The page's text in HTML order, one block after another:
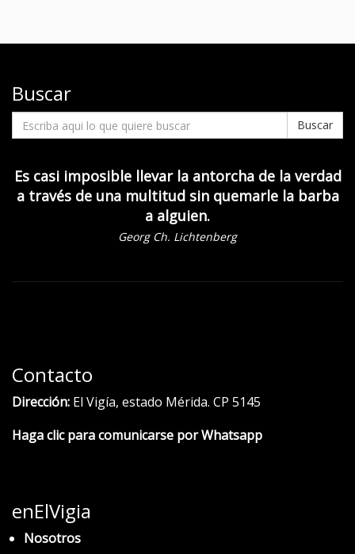
Buscar
Buscar
Es casi imposible llevar la antorcha de la verdad
a través de una multitud sin quemarle la barba
a alguien.
Georg Ch. Lichtenberg
Contacto
Dirección: El Vigía, estado Mérida. CP 5145
Haga clic para comunicarse por Whatsapp
enElVigia
Nosotros